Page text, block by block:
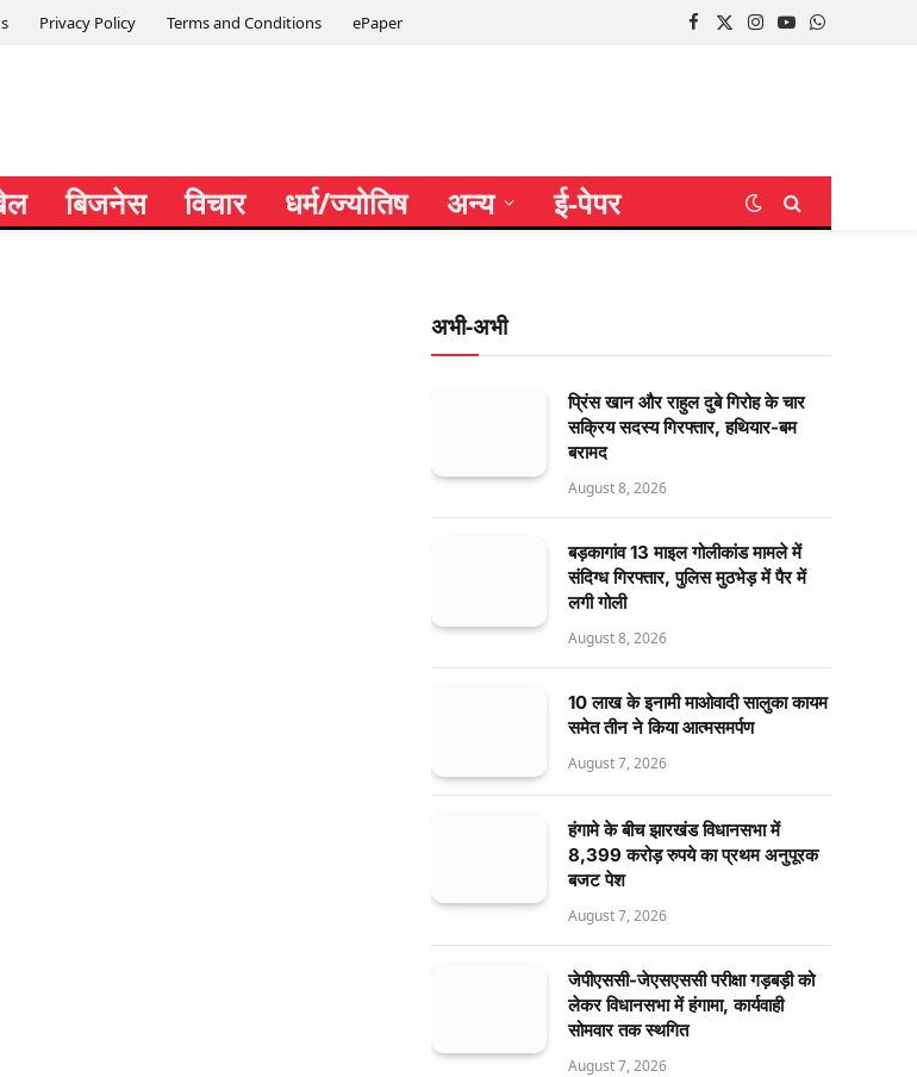
Privacy Policy Terms and Conditions ePaper
Facebook
X
Instagram
YouTubeWhatsApp
बिजनेस विचार धर्म/ज्योतिष अन्य ई-पेपर
अभी-अभी
प्रिंस खान और राहुल दुबे गिरोह के चार
सक्रिय सदस्य गिरफ्तार, हथियार-बम
बरामद
August 8, 2026
बड़कागांव 13 माइल गोलीकांड मामले में
संदिग्ध गिरफ्तार, पुलिस मुठभेड़ में पैर में
लगी गोली
August 8, 2026
10 लाख के इनामी माओवादी सालुका कायम
समेत तीन ने किया आत्मसमर्पण
August 7, 2026
हंगामे के बीच झारखंड विधानसभा में
8,399 करोड़ रुपये का प्रथम अनुपूरक
बजट पेश
August 7, 2026
जेपीएससी-जेएसएससी परीक्षा गड़बड़ी को
लेकर विधानसभा में हंगामा, कार्यवाही
सोमवार तक स्थगित
August 7, 2026